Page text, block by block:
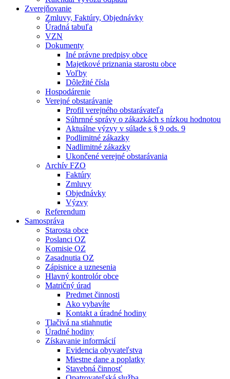
Zverejňovanie
Zmluvy, Faktúry, Objednávky
Úradná tabuľa
VZN
Dokumenty
Iné právne predpisy obce
Majetkové priznania starostu obce
Voľby
Dôležité čísla
Hospodárenie
Verejné obstarávanie
Profil verejného obstarávateľa
Súhrnné správy o zákazkách s nízkou hodnotou
Aktuálne výzvy v súlade s § 9 ods. 9
Podlimitné zákazky
Nadlimitné zákazky
Ukončené verejné obstarávania
Archív FZO
Faktúry
Zmluvy
Objednávky
Výzvy
Referendum
Samospráva
Starosta obce
Poslanci OZ
Komisie OZ
Zasadnutia OZ
Zápisnice a uznesenia
Hlavný kontrolór obce
Matričný úrad
Predmet činnosti
Ako vybavíte
Kontakt a úradné hodiny
Tlačivá na stiahnutie
Úradné hodiny
Získavanie informácií
Evidencia obyvateľstva
Miestne dane a poplatky
Stavebná činnosť